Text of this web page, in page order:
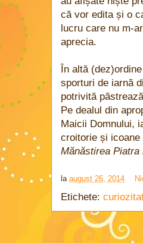
că vor edita și o
lucru care nu m-
aprecia.
În altă
sporturi de iarnă
potrivită
Pe dealul din
Maicii Domnului,
croitorie și
Mănăstirea Piatra
la august 26, 2014
Etichete: